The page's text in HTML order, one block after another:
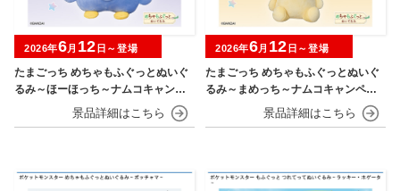
たまごっち めちゃもふぐっとぬいぐ
るみ～ほーほっち～ナムコキャンペ
2026年6月 12 日～登場
たまごっち めちゃもふぐっとぬいぐ
るみ～まめっち～ナムコキャンペー
2026年6月 12 日～登場